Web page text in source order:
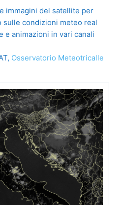
immagini del satellite per
sulle condizioni meteo real
e animazioni in vari canali
Osservatorio Meteotricalle